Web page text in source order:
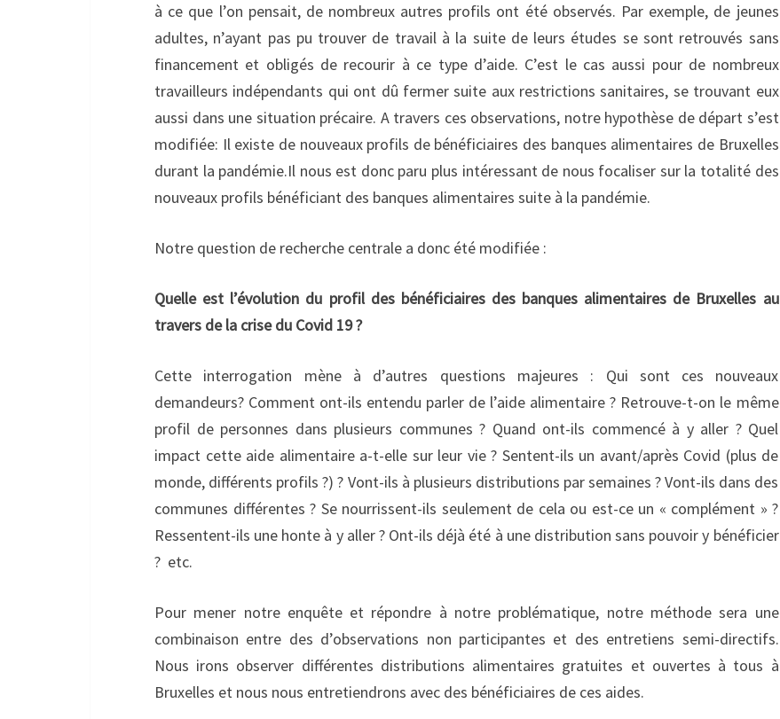
à ce que l’on pensait, de nombreux autres profils ont été observés. Par exemple, de jeunes
adultes, n’ayant pas pu trouver de travail à la suite de leurs études se sont retrouvés sans
financement et obligés de recourir à ce type d’aide. C’est le cas aussi pour de nombreux
travailleurs indépendants qui ont dû fermer suite aux restrictions sanitaires, se trouvant eux
aussi dans une situation précaire. A travers ces observations, notre hypothèse de départ s’est
modifiée: Il existe de nouveaux profils de bénéficiaires des banques alimentaires de Bruxelles
durant la pandémie.Il nous est donc paru plus intéressant de nous focaliser sur la totalité des
nouveaux profils bénéficiant des banques alimentaires suite à la pandémie.
Notre question de recherche centrale a donc été modifiée :
Quelle est l’évolution du profil des bénéficiaires des banques alimentaires de Bruxelles au
travers de la crise du Covid 19 ?
Cette interrogation mène à d’autres questions majeures : Qui sont ces nouveaux
demandeurs? Comment ont-ils entendu parler de l’aide alimentaire ? Retrouve-t-on le même
profil de personnes dans plusieurs communes ? Quand ont-ils commencé à y aller ? Quel
impact cette aide alimentaire a-t-elle sur leur vie ? Sentent-ils un avant/après Covid (plus de
monde, différents profils ?) ? Vont-ils à plusieurs distributions par semaines ? Vont-ils dans des
communes différentes ? Se nourrissent-ils seulement de cela ou est-ce un « complément » ?
Ressentent-ils une honte à y aller ? Ont-ils déjà été à une distribution sans pouvoir y bénéficier
? etc.
Pour mener notre enquête et répondre à notre problématique, notre méthode sera une
combinaison entre des d’observations non participantes et des entretiens semi-directifs.
Nous irons observer différentes distributions alimentaires gratuites et ouvertes à tous à
Bruxelles et nous nous entretiendrons avec des bénéficiaires de ces aides.